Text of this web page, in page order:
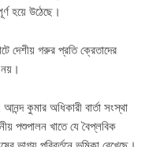
হয়ে উঠেছে।
দেশীয় গরুর প্রতি ক্রেতাদের
কুমার অধিকারী বার্তা সংস্থা
পশুপালন খাতে যে বৈপ্লবিক